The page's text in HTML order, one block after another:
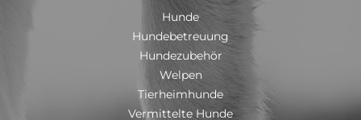
Hunde
Hundebetreuung
Hundezubehör
Welpen
Tierheimhunde
Vermittelte Hunde